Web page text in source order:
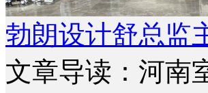
勃朗设计舒总监
文章导读：河南